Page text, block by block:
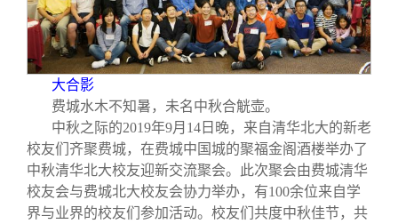
兴趣群体
西南联大校友会
捐赠方法
义工计划
我要订阅
新媒体平台
清华故事
青春风采
校友文苑
校友讲坛
终身学习
信息化服务
三创大赛
实用信息
校友总会
总会简介
会长致辞
总会章程
关闭
大合影
费城水木不知暑，未名中秋合觥壶。
中秋之际的2019年9月14日晚，来自清华北大的新老
校友们齐聚费城，在费城中国城的聚福金阁酒楼举办了
中秋清华北大校友迎新交流聚会。此次聚会由费城清华
校友会与费城北大校友会协力举办，有100余位来自学
界与业界的校友们参加活动。校友们共度中秋佳节，共